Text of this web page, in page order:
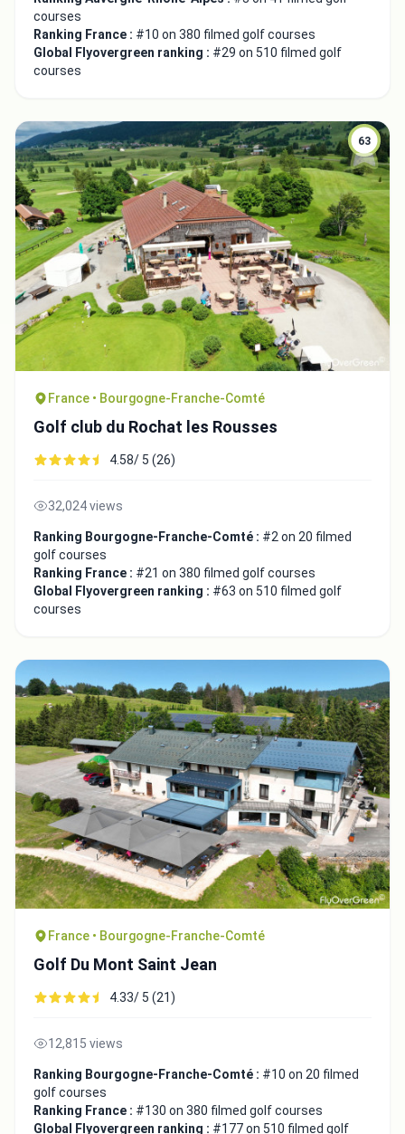
courses
Ranking France : #10 on 380 filmed golf courses
Global Flyovergreen ranking : #29 on 510 filmed golf
courses
63
France • Bourgogne-Franche-Comté
Golf club du Rochat les Rousses
4.58/ 5 (26)
32,024 views
Ranking Bourgogne-Franche-Comté : #2 on 20 filmed
golf courses
Ranking France : #21 on 380 filmed golf courses
Global Flyovergreen ranking : #63 on 510 filmed golf
courses
France • Bourgogne-Franche-Comté
Golf Du Mont Saint Jean
4.33/ 5 (21)
12,815 views
Ranking Bourgogne-Franche-Comté : #10 on 20 filmed
golf courses
Ranking France : #130 on 380 filmed golf courses
Global Flyovergreen ranking : #177 on 510 filmed golf